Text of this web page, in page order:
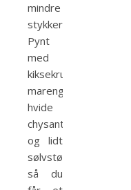
mindre
stykker.
Pynt
med
kiksekrummer,
marengstoppe,
hvide
chysantemumblomster
og lidt
sølvstøv,
så du